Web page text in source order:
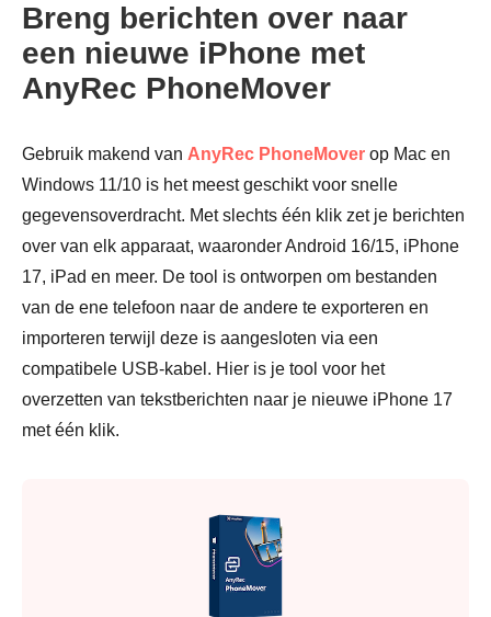
Breng berichten over naar
een nieuwe iPhone met
AnyRec PhoneMover
Gebruik makend van AnyRec PhoneMover op Mac en
Windows 11/10 is het meest geschikt voor snelle
gegevensoverdracht. Met slechts één klik zet je berichten
over van elk apparaat, waaronder Android 16/15, iPhone
17, iPad en meer. De tool is ontworpen om bestanden
van de ene telefoon naar de andere te exporteren en
importeren terwijl deze is aangesloten via een
compatibele USB-kabel. Hier is je tool voor het
overzetten van tekstberichten naar je nieuwe iPhone 17
met één klik.